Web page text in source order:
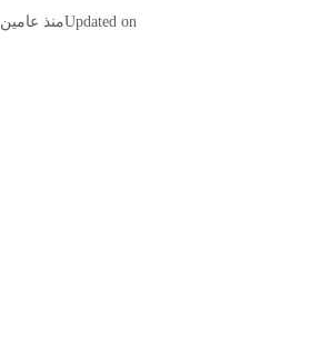
Updated onمنذ عامين